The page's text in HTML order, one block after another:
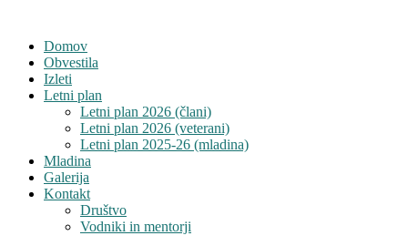
Domov
Obvestila
Izleti
Letni plan
Letni plan 2026 (člani)
Letni plan 2026 (veterani)
Letni plan 2025-26 (mladina)
Mladina
Galerija
Kontakt
Društvo
Vodniki in mentorji